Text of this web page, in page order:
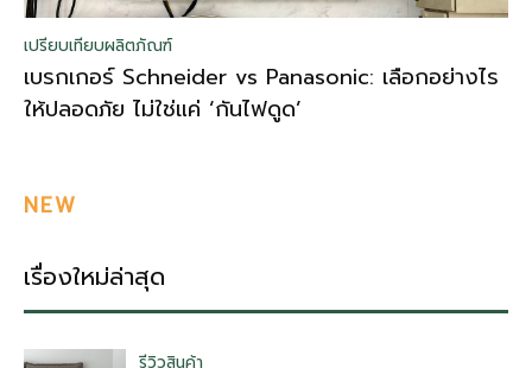
เปรียบเทียบผลิตภัณฑ์
เบรกเกอร์ Schneider vs Panasonic: เลือกอย่างไร
ให้ปลอดภัย ไม่ใช่แค่ ‘กันไฟดูด’
NEW
เรื่องใหม่ล่าสุด
รีวิวสินค้า